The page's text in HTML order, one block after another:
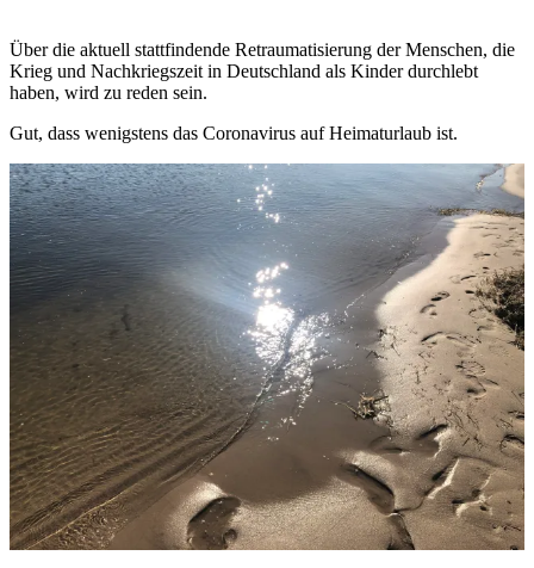
Über die aktuell stattfindende Retraumatisierung der Menschen, die
Krieg und Nachkriegszeit in Deutschland als Kinder durchlebt
haben, wird zu reden sein.
Gut, dass wenigstens das Coronavirus auf Heimaturlaub ist.